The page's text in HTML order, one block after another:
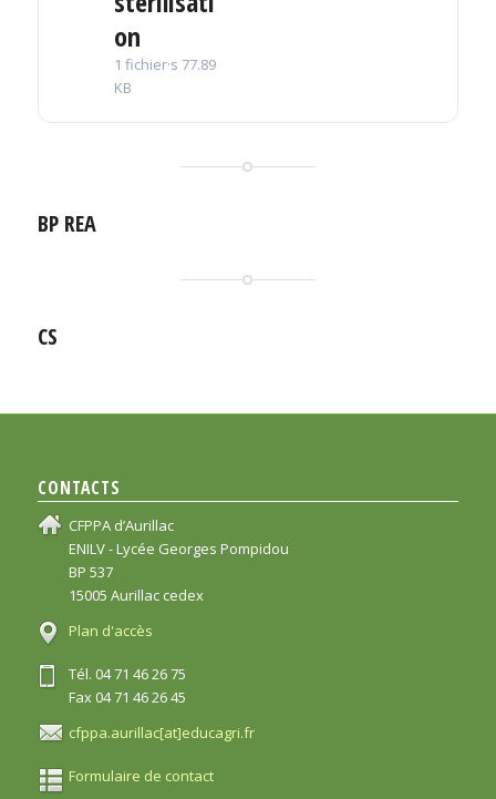
on
1 fichier·s 77.89
KB
BP REA
CS
CONTACTS
CFPPA d’Aurillac
ENILV - Lycée Georges Pompidou
BP 537
15005 Aurillac cedex
Plan d'accès
Tél. 04 71 46 26 75
Fax 04 71 46 26 45
cfppa.aurillac[at]educagri.fr
Formulaire de contact